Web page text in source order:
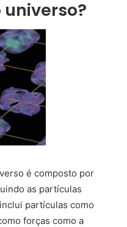
é composto por
as partículas
partículas como
forças como a